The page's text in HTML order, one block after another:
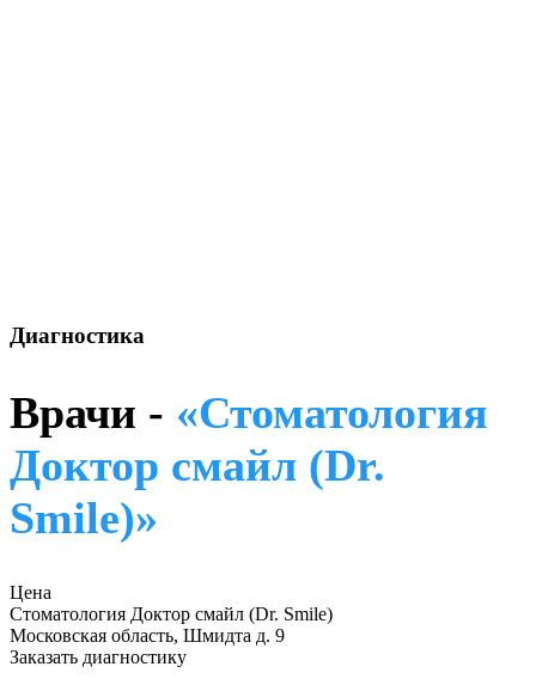
Диагностика
Врачи - «Стоматология
Доктор смайл (Dr.
Smile)»
Цена
Стоматология Доктор смайл (Dr. Smile)
Московская область, Шмидта д. 9
Заказать диагностику